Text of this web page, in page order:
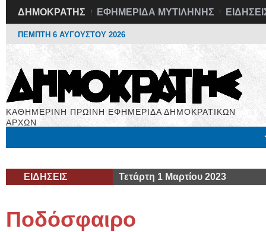
ΔΗΜΟΚΡΑΤΗΣ ΕΦΗΜΕΡΙΔΑ ΜΥΤΙΛΗΝΗΣ
ΠΕΜΠΤΗ 6 ΑΥΓΟΥΣΤΟΥ 2026
ΚΑΘΗΜΕΡΙΝΗ ΠΡΩΙΝΗ ΕΦΗΜΕΡΙΔΑ ΔΗΜΟΚΡΑΤΙΚΩΝ
ΑΡΧΩΝ
ΕΙΔΗΣΕΙΣ Τετάρτη 1 Μαρτίου 2023
Ποδόσφαιρο